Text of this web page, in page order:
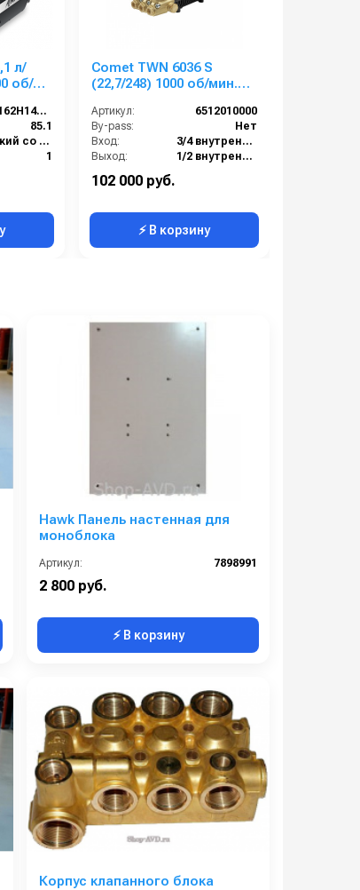
л/
об/
P231162H14300
85.1
гладкий со шпонкой, 30 mm
1
Comet TWN 6036 S
(22,7/248) 1000 об/мин.
Артикул:
6512010000
By-pass:
Нет
Вход:
3/4 внутренняя резьба
Выход:
1/2 внутренняя резьба
Производительность (л/мин):
102 000 руб.
⚡ В корзину
Hawk Панель настенная для
моноблока
Артикул: 7898991
2 800 руб.
⚡ В корзину
Корпус клапанного блока